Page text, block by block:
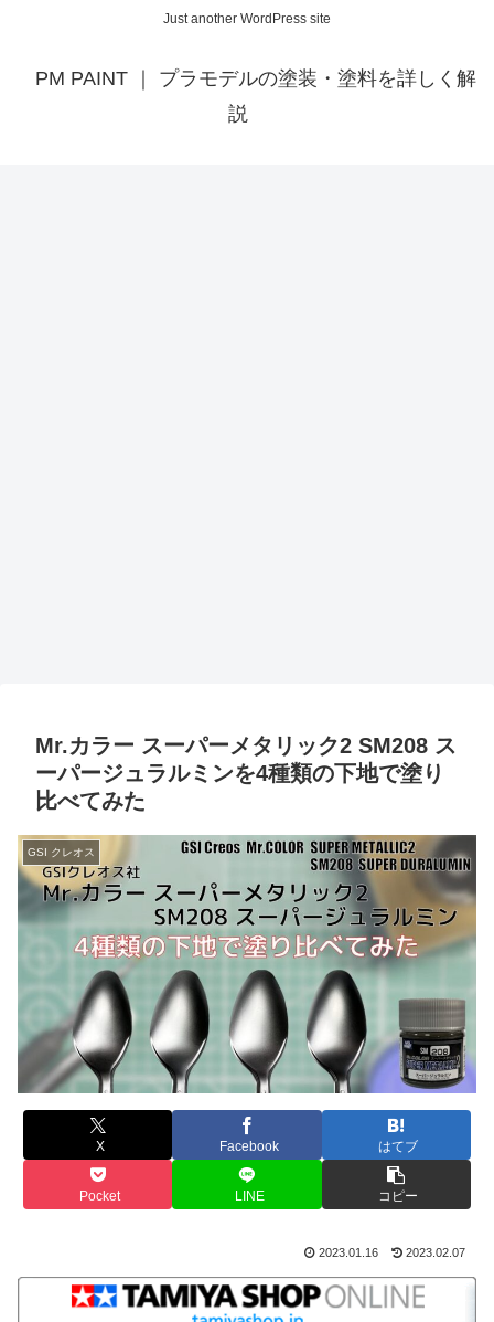
Just another WordPress site
PM PAINT ｜ プラモデルの塗装・塗料を詳しく解
説
Mr.カラー スーパーメタリック2 SM208 ス
ーパージュラルミンを4種類の下地で塗り
比べてみた
GSI クレオス
X Facebook はてブ
Pocket LINE コピー
2023.01.16 2023.02.07